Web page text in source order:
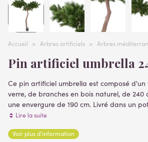
Accueil > Arbres artificiels > Arbres
Pin artificiel umbrella
Ce pin artificiel umbrella est composé
verre, de branches en bois naturel, de
une envergure de 190 cm. Livré dans un
( plantes artificielles )
Lire la suite
Voir plus d'information